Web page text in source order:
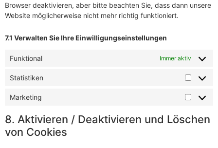
Browser deaktivieren, aber bitte beachten Sie, dass dann unsere
Website möglicherweise nicht mehr richtig funktioniert.
7.1 Verwalten Sie Ihre Einwilligungseinstellungen
Funktional Immer aktiv
Statistiken
Marketing
8. Aktivieren / Deaktivieren und Löschen
von Cookies